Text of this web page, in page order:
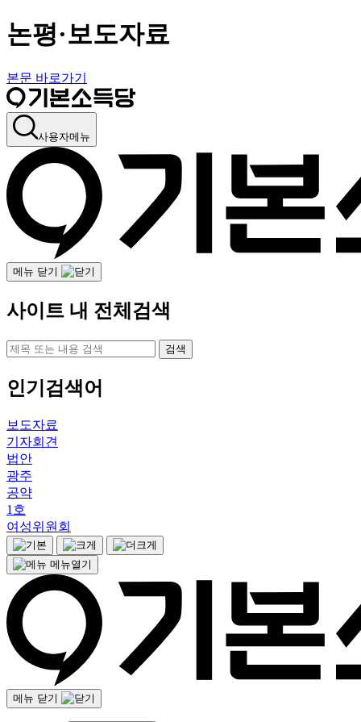
논평·보도자료
본문 바로가기
사용자메뉴
메뉴 닫기
사이트 내 전체검색
검색
인기검색어
보도자료
기자회견
법안
광주
공약
1호
여성위원회
메뉴열기
메뉴 닫기